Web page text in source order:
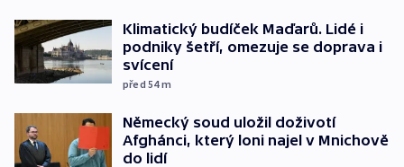
Klimatický budíček Maďarů. Lidé i
podniky šetří, omezuje se doprava i
svícení
před 54m
Německý soud uložil doživotí
Afghánci, který loni najel v Mnichově
do lidí